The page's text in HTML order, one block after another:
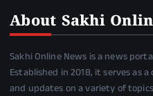
About Sakhi
Sakhi Online News is a news
Established in 2018, it serves as
and updates on a variety of